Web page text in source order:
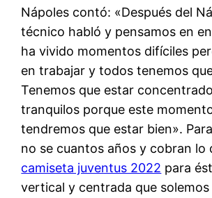
Nápoles contó: «Después del
técnico habló y pensamos en
ha vivido momentos difíciles
en trabajar y todos tenemos
Tenemos que estar
tranquilos porque este
tendremos que estar bien».
no se cuantos años y cobran lo
camiseta juventus 2022 para
vertical y centrada que solemos